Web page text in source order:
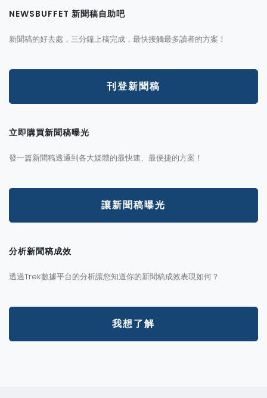
NEWSBUFFET 新聞稿自助吧
新聞稿的好去處，三分鐘上稿完成，最快接觸最多讀者的方案！
刊登新聞稿
立即購買新聞稿曝光
發一篇新聞稿透通到各大媒體的最快速、最便捷的方案！
讓新聞稿曝光
分析新聞稿成效
透過Trek數據平台的分析讓您知道你的新聞稿成效表現如何？
我想了解